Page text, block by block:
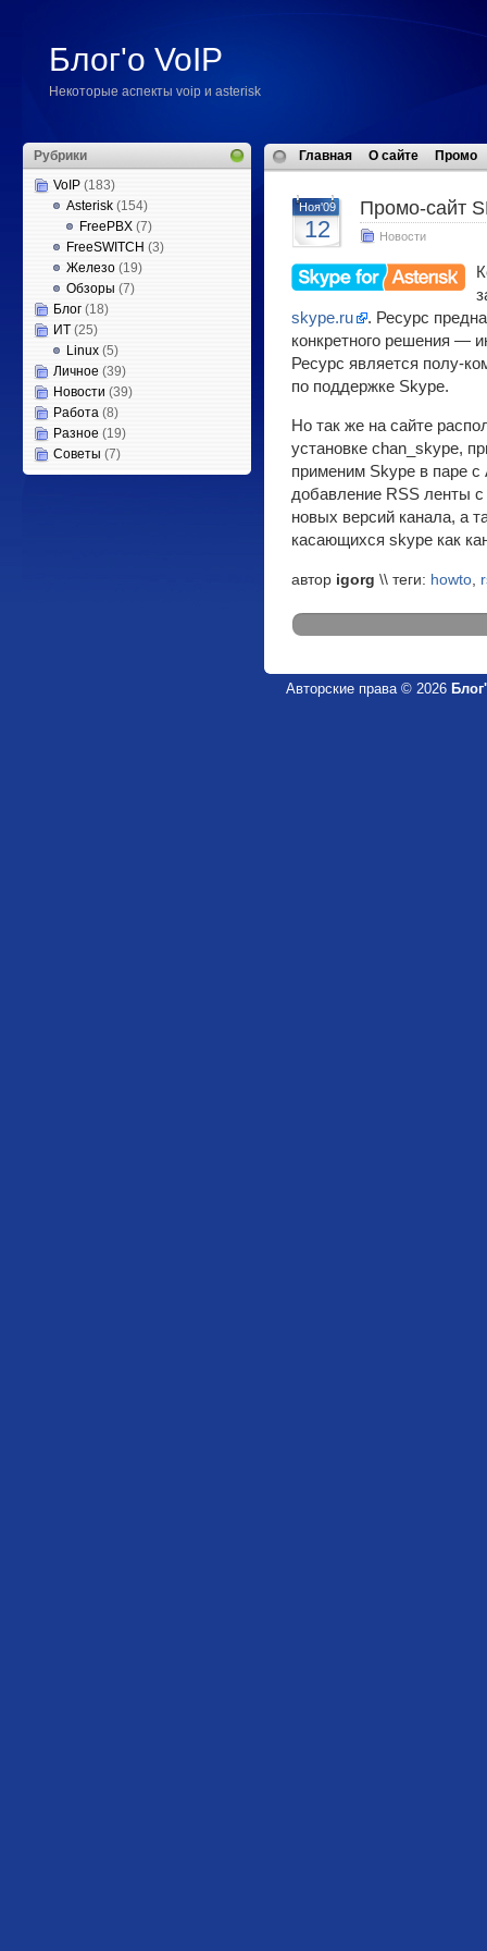
Блог'о VoIP
Некоторые аспекты voip и asterisk
Рубрики
VoIP (183)
Asterisk (154)
FreePBX (7)
FreeSWITCH (3)
Железо (19)
Обзоры (7)
Блог (18)
ИТ (25)
Linux (5)
Личное (39)
Новости (39)
Работа (8)
Разное (19)
Советы (7)
Главная О сайте Промо
Ноя'09
12
Промо-сайт
Новости
skype.ru
. Ресурс
конкретного решения —
Ресурс является полу-
по поддержке Skype.
Но так же на сайте
установке chan_skype,
применим Skype в паре
добавление RSS ленты
новых версий канала, а
касающихся skype как
автор igorg \\ теги: howto,
Авторские права © 2026